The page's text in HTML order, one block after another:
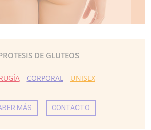
DE GLÚTEOS
CORPORAL UNISEX
MÁS CONTACTO